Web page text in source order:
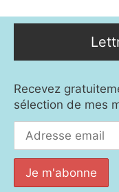
Recevez
sélection de mes